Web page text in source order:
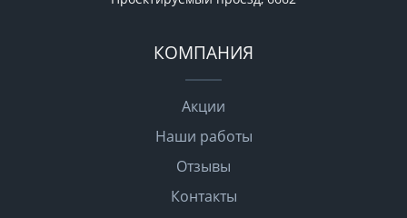
КОМПАНИЯ
Акции
Наши работы
Отзывы
Контакты